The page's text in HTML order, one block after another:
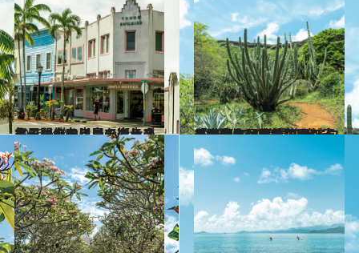
2026.6.28
毎日開催のファーマーズマーケットにローカルスタイルの弁当屋も楽しめる！ ハワイ島のノスタルジックなヒロで街歩き
旅＆お出かけ 2026.6.15
「お金をかけずにハワイを満喫！」空前の山ブームで大注目の“緑の絶景”。火口の底に広がるユニークな秘密の花園へ！《山登りは苦手な人も安心》
旅＆お出かけ